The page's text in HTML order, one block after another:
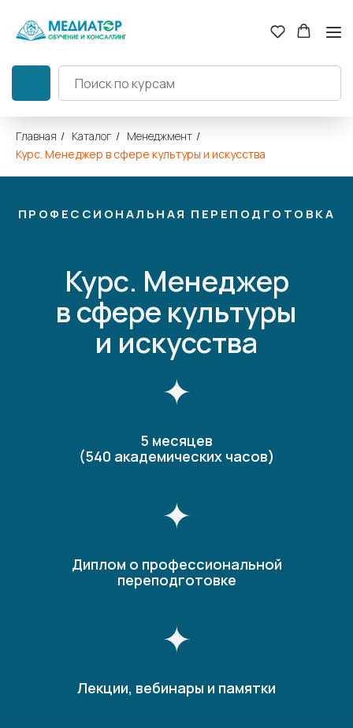
Главная / Каталог / Менеджмент /
Курс. Менеджер в сфере культуры и искусства
ПРОФЕССИОНАЛЬНАЯ ПЕРЕПОДГОТОВКА
Курс. Менеджер
в сфере культуры
и искусства
5 месяцев
(540 академических часов)
Диплом о профессиональной
переподготовке
Лекции, вебинары и памятки